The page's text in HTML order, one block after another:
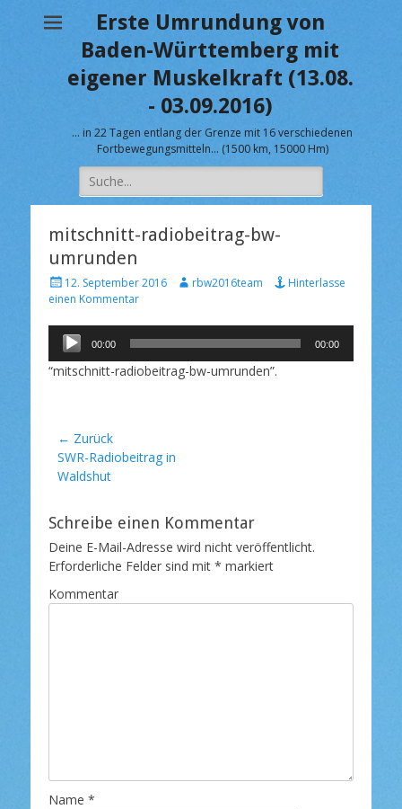
Erste Umrundung von
Baden-Württemberg mit
eigener Muskelkraft (13.08.
- 03.09.2016)
… in 22 Tagen entlang der Grenze mit 16 verschiedenen
Fortbewegungsmitteln… (1500 km, 15000 Hm)
Suche
nach:
mitschnitt-radiobeitrag-bw-
umrunden
V
e
ö
f
e
m
12. September 2016
A
o
r
rbw2016team
Hinterlasse
einen Kommentar
Audio-
Player
00:00 00:00
“mitschnitt-radiobeitrag-bw-umrunden”.
Beitragsnavigation
← Zurück
Vorheriger
Beitrag:
SWR-Radiobeitrag in
Waldshut
Schreibe einen Kommentar
Deine E-Mail-Adresse wird nicht veröffentlicht.
Erforderliche Felder sind mit * markiert
Kommentar
Name *